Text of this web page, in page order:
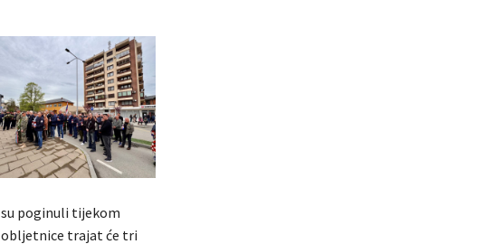
su poginuli tijekom
obljetnice trajat će tri